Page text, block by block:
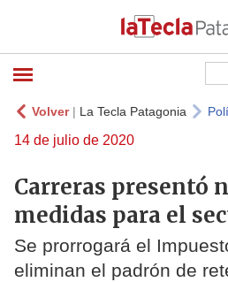
Volver| La Tecla Patagonia
14 de julio de 2020
Carreras presentó
medidas para el
Se prorrogará el
eliminan el padrón de